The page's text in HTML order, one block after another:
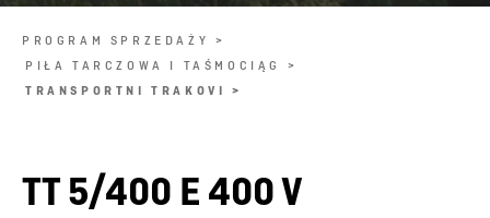
PROGRAM SPRZEDAŻY >
PIŁA TARCZOWA I TAŚMOCIĄG >
TRANSPORTNI TRAKOVI >
TT 5/400 E 400 V